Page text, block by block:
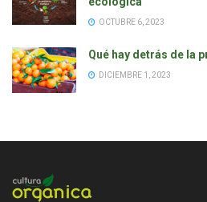
OCTUBRE 6, 2023
Qué hay detrás de la
DICIEMBRE 1, 2023